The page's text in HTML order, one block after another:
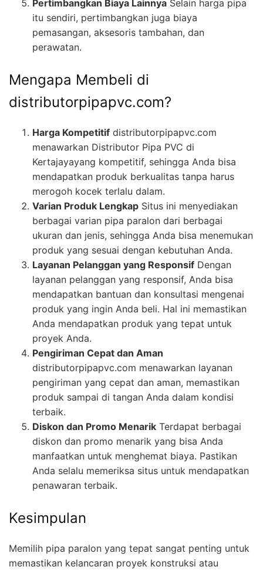
Pertimbangkan Biaya Lainnya Selain harga pipa
itu sendiri, pertimbangkan juga biaya
pemasangan, aksesoris tambahan, dan
perawatan.
Mengapa Membeli di
distributorpipapvc.com?
Harga Kompetitif distributorpipapvc.com
menawarkan Distributor Pipa PVC di
Kertajayayang kompetitif, sehingga Anda bisa
mendapatkan produk berkualitas tanpa harus
merogoh kocek terlalu dalam.
Varian Produk Lengkap Situs ini menyediakan
berbagai varian pipa paralon dari berbagai
ukuran dan jenis, sehingga Anda bisa menemukan
produk yang sesuai dengan kebutuhan Anda.
Layanan Pelanggan yang Responsif Dengan
layanan pelanggan yang responsif, Anda bisa
mendapatkan bantuan dan konsultasi mengenai
produk yang ingin Anda beli. Hal ini memastikan
Anda mendapatkan produk yang tepat untuk
proyek Anda.
Pengiriman Cepat dan Aman
distributorpipapvc.com menawarkan layanan
pengiriman yang cepat dan aman, memastikan
produk sampai di tangan Anda dalam kondisi
terbaik.
Diskon dan Promo Menarik Terdapat berbagai
diskon dan promo menarik yang bisa Anda
manfaatkan untuk menghemat biaya. Pastikan
Anda selalu memeriksa situs untuk mendapatkan
penawaran terbaik.
Kesimpulan
Memilih pipa paralon yang tepat sangat penting untuk
memastikan kelancaran proyek konstruksi atau